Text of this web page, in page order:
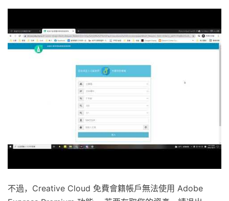
不過，Creative Cloud 免費會籍帳戶無法使用 Adobe